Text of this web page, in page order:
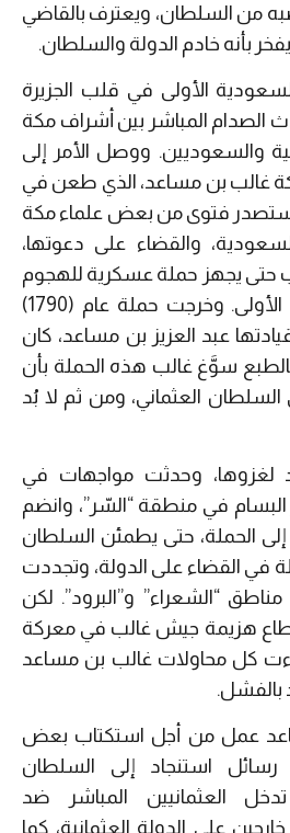
من السلطان، ويعترف بالقاضي
بأنه خادم الدولة والسلطان.
الأولى في قلب الجزيرة
سنة (1744) حدث الصدام المباشر بين أشراف مكة
والسعوديين. ووصل الأمر إلى
غالب بن مساعد، الذي طعن في
واستصدر فتوى من بعض علماء مكة
والقضاء على دعوتها،
حتى يجهز حملة عسكرية للهجوم
على الدولة السعودية الأولى. وخرجت حملة عام (1790)
عبد العزيز بن مساعد، كان
سوَّغ غالب هذه الحملة بأن
العثماني، ومن ثم لا بُد
لغزوها، وحدثت مواجهات في
في منطقة “السّر”، وانضم
الحملة، حتى يطمئن السلطان
في القضاء على الدولة، وتجددت
“الشعراء” و”البرود”. لكن
هزيمة جيش غالب في معركة
كل محاولات غالب بن مساعد
بالفشل.
عمل من أجل استكتاب بعض
رسائل استنجاد إلى السلطان
العثمانيين المباشر ضد
على الدولة العثمانية، كما